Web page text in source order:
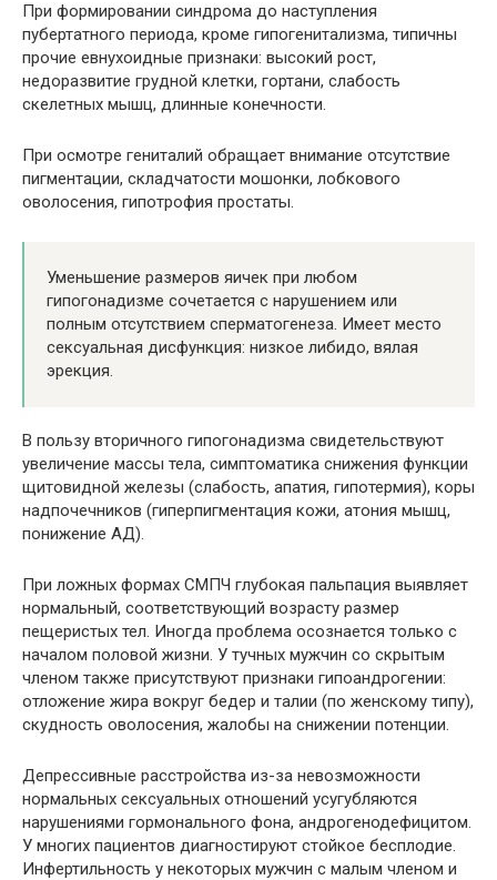
При формировании синдрома до наступления
пубертатного периода, кроме гипогенитализма, типичны
прочие евнухоидные признаки: высокий рост,
недоразвитие грудной клетки, гортани, слабость
скелетных мышц, длинные конечности.
При осмотре гениталий обращает внимание отсутствие
пигментации, складчатости мошонки, лобкового
оволосения, гипотрофия простаты.
Уменьшение размеров яичек при любом
гипогонадизме сочетается с нарушением или
полным отсутствием сперматогенеза. Имеет место
сексуальная дисфункция: низкое либидо, вялая
эрекция.
В пользу вторичного гипогонадизма свидетельствуют
увеличение массы тела, симптоматика снижения функции
щитовидной железы (слабость, апатия, гипотермия), коры
надпочечников (гиперпигментация кожи, атония мышц,
понижение АД).
При ложных формах СМПЧ глубокая пальпация выявляет
нормальный, соответствующий возрасту размер
пещеристых тел. Иногда проблема осознается только с
началом половой жизни. У тучных мужчин со скрытым
членом также присутствуют признаки гипоандрогении:
отложение жира вокруг бедер и талии (по женскому типу),
скудность оволосения, жалобы на снижении потенции.
Депрессивные расстройства из-за невозможности
нормальных сексуальных отношений усугубляются
нарушениями гормонального фона, андрогенодефицитом.
У многих пациентов диагностируют стойкое бесплодие.
Инфертильность у некоторых мужчин с малым членом и